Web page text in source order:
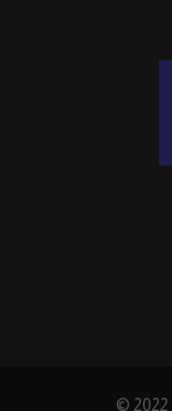
© 2022